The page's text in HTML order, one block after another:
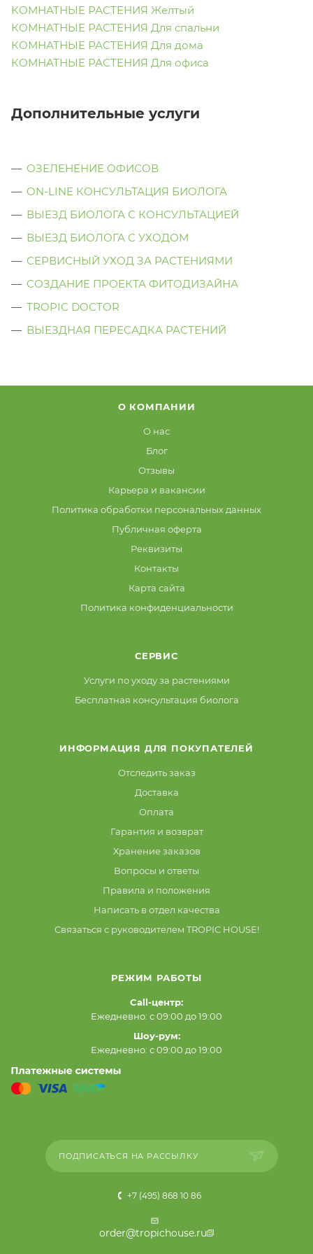
КОМНАТНЫЕ РАСТЕНИЯ Желтый
КОМНАТНЫЕ РАСТЕНИЯ Для спальни
КОМНАТНЫЕ РАСТЕНИЯ Для дома
КОМНАТНЫЕ РАСТЕНИЯ Для офиса
Дополнительные услуги
ОЗЕЛЕНЕНИЕ ОФИСОВ
ON-LINE КОНСУЛЬТАЦИЯ БИОЛОГА
ВЫЕЗД БИОЛОГА С КОНСУЛЬТАЦИЕЙ
ВЫЕЗД БИОЛОГА C УХОДОМ
СЕРВИСНЫЙ УХОД ЗА РАСТЕНИЯМИ
СОЗДАНИЕ ПРОЕКТА ФИТОДИЗАЙНА
TROPIC DOCTOR
ВЫЕЗДНАЯ ПЕРЕСАДКА РАСТЕНИЙ
О КОМПАНИИ
О нас
Блог
Отзывы
Карьера и вакансии
Политика обработки персональных данных
Публичная оферта
Реквизиты
Контакты
Карта сайта
Политика конфиденциальности
СЕРВИС
Услуги по уходу за растениями
Бесплатная консультация биолога
ИНФОРМАЦИЯ ДЛЯ ПОКУПАТЕЛЕЙ
Отследить заказ
Доставка
Оплата
Гарантия и возврат
Хранение заказов
Вопросы и ответы
Правила и положения
Написать в отдел качества
Связаться с руководителем TROPIC HOUSE!
РЕЖИМ РАБОТЫ
Call-центр:
Ежедневно: с 09:00 до 19:00
Шоу-рум:
Ежедневно: с 09:00 до 19:00
ПОДПИСАТЬСЯ НА РАССЫЛКУ
+7 (495) 868 10 86
order@tropichouse.ru